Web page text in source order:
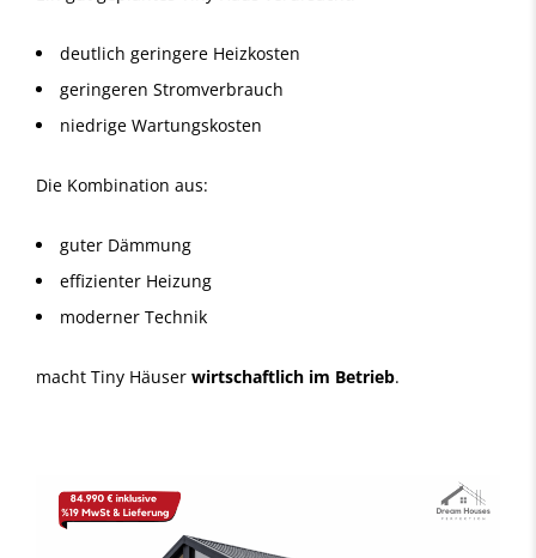
deutlich geringere Heizkosten
geringeren Stromverbrauch
niedrige Wartungskosten
Die Kombination aus:
guter Dämmung
effizienter Heizung
moderner Technik
macht Tiny Häuser wirtschaftlich im Betrieb.